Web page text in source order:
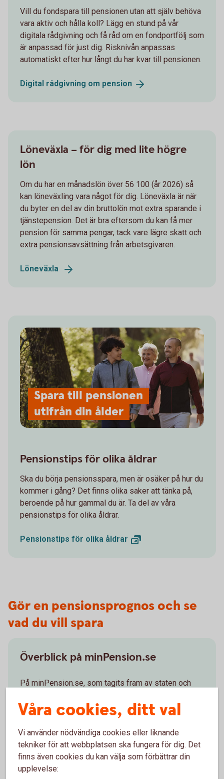
Vill du fondspara till pensionen utan att själv behöva
vara aktiv och hålla koll? Lägg en stund på vår
digitala rådgivning och få råd om en fondportfölj som
är anpassad för just dig. Risknivån anpassas
automatiskt efter hur långt du har kvar till pensionen.
Digital rådgivning om pension
Löneväxla – för dig med lite högre
lön
Om du har en månadslön över 56 100 (år 2026) så
kan löneväxling vara något för dig. Löneväxla är när
du byter en del av din bruttolön mot extra sparande i
tjänstepension. Det är bra eftersom du kan få mer
pension för samma pengar, tack vare lägre skatt och
extra pensionsavsättning från arbetsgivaren.
Löneväxla
Spara till pensionen
utifrån din ålder
Pensionstips för olika åldrar
Ska du börja pensionsspara, men är osäker på hur du
kommer i gång? Det finns olika saker att tänka på,
beroende på hur gammal du är. Ta del av våra
pensionstips för olika åldrar.
Pensionstips för olika åldrar
Gör en pensionsprognos och se
vad du vill spara
Överblick på minPension.se
På minPension.se, som tagits fram av staten och
Uppgifter om dina pensioner - inhämtas
Tjänsten – snabb, enkel, oberoende och
kostnadsfri.
Gör en pensionsprognos – se vad du förväntas
få i pension.
Våra cookies, ditt val
Vi använder nödvändiga cookies eller liknande
tekniker för att webbplatsen ska fungera för dig. Det
finns även cookies du kan välja som förbättrar din
upplevelse: